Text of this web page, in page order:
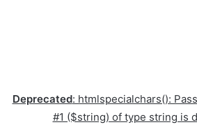
Deprecated: htmlspecialchars():
#1 ($string) of type string is